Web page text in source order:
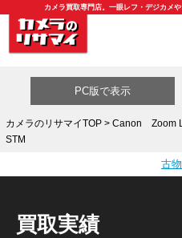
カメラ買取専門店。一眼レフ・デジカメ
PC版で表示
カメラのリサマイTOP> Canon Zoom
STM
古
買取実績